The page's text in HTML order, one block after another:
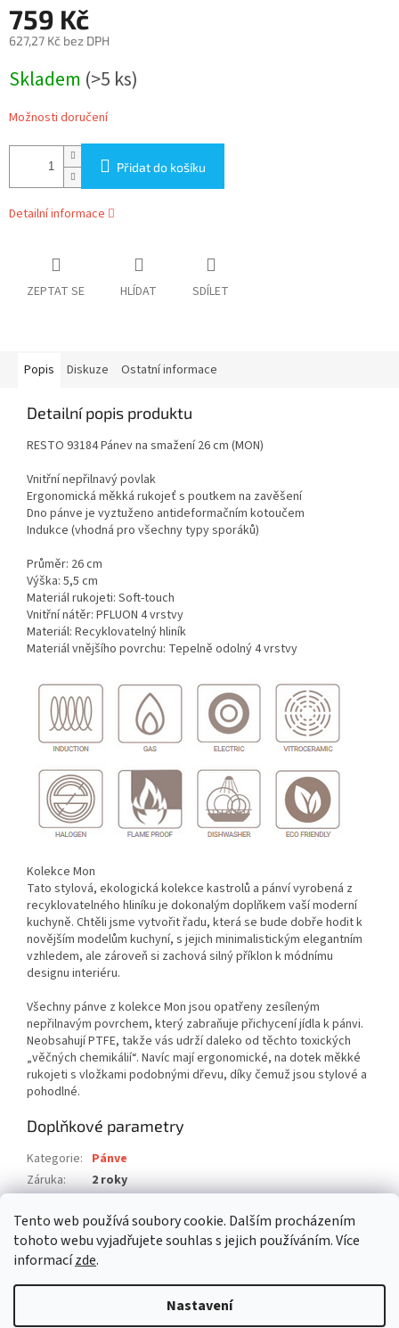
Tento web používá soubory cookie. Dalším procházením
tohoto webu vyjadřujete souhlas s jejich používáním. Více
informacízde.
Nastavení
759 Kč
627,27 Kč bez DPH
cena:
Skladem (>5 ks)
Možnosti doručení
Přidat do košíku
Detailní informace
ZEPTAT SE HLÍDAT SDÍLET
Popis Diskuze Ostatní informace
Detailní popis produktu
RESTO 93184 Pánev na smažení 26 cm (MON)
Vnitřní nepřilnavý povlak
Ergonomická měkká rukojeť s poutkem na zavěšení
Dno pánve je vyztuženo antideformačním kotoučem
Indukce (vhodná pro všechny typy sporáků)
Průměr: 26 cm
Výška: 5,5 cm
Materiál rukojeti: Soft-touch
Vnitřní nátěr: PFLUON 4 vrstvy
Materiál: Recyklovatelný hliník
Materiál vnějšího povrchu: Tepelně odolný 4 vrstvy
Kolekce Mon
Tato stylová, ekologická kolekce kastrolů a pánví vyrobená z
recyklovatelného hliníku je dokonalým doplňkem vaší moderní
kuchyně. Chtěli jsme vytvořit řadu, která se bude dobře hodit k
novějším modelům kuchyní, s jejich minimalistickým elegantním
vzhledem, ale zároveň si zachová silný příklon k módnímu
designu interiéru.
Všechny pánve z kolekce Mon jsou opatřeny zesíleným
nepřilnavým povrchem, který zabraňuje přichycení jídla k pánvi.
Neobsahují PTFE, takže vás udrží daleko od těchto toxických
„věčných chemikálií“. Navíc mají ergonomické, na dotek měkké
rukojeti s vložkami podobnými dřevu, díky čemuž jsou stylové a
pohodlné.
Doplňkové parametry
Kategorie: Pánve
Záruka:
2 roky
EAN: 4260709012957
Vytvořil Shoptet